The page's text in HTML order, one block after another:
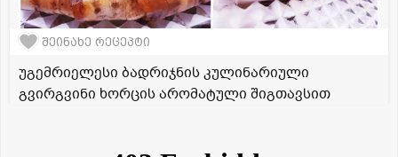
შეინახე რეცეპტი
უგემრიელესი ბადრიჯნის კულინარიული
გვირგვინი ხორცის არომატული შიგთავსით